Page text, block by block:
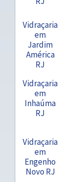
Vidraçaria
em
Jardim
América
RJ
Vidraçaria
em
Inhaúma
RJ
Vidraçaria
em
Engenho
Novo RJ